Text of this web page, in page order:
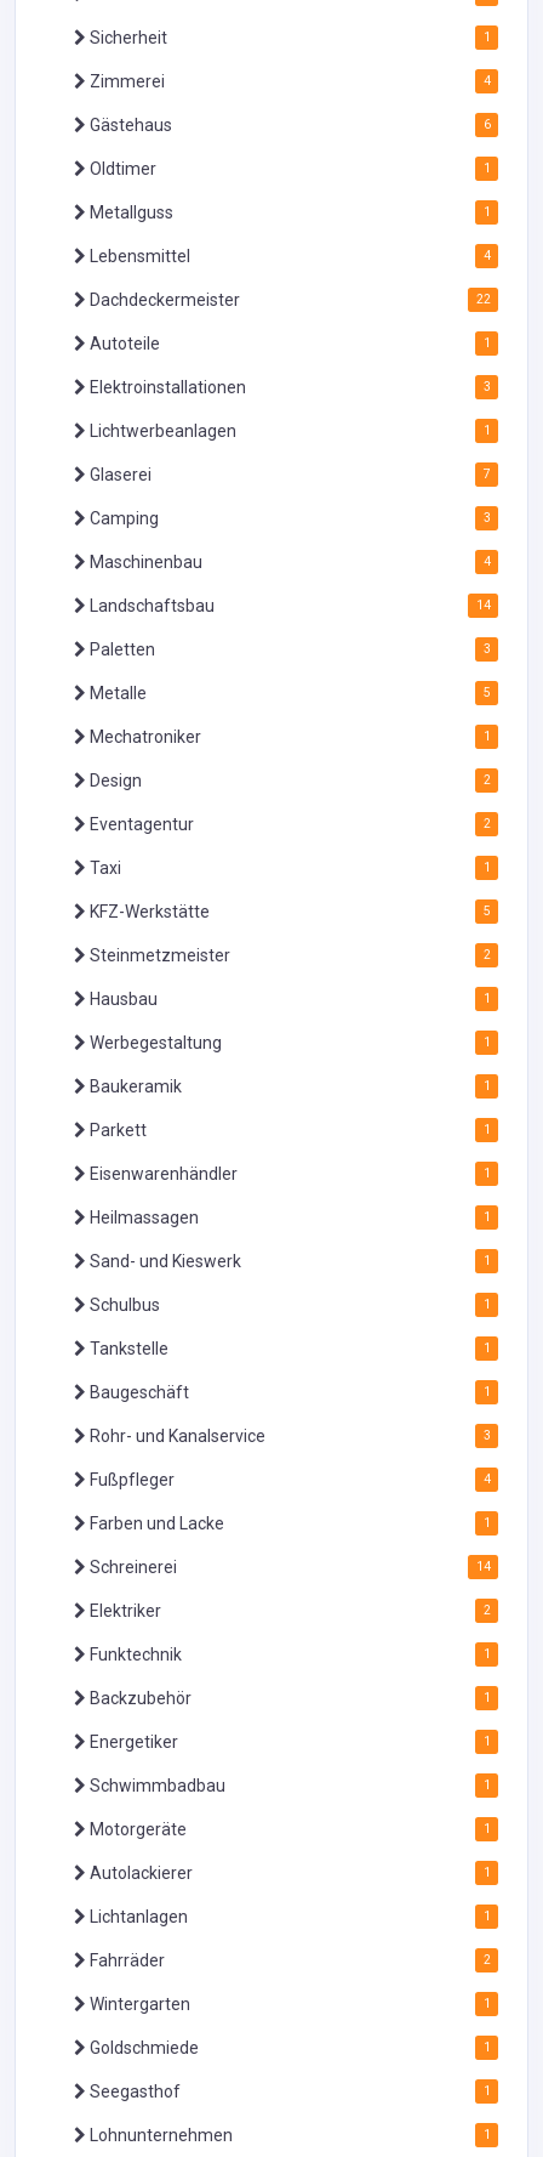
Sicherheit 1
Zimmerei 4
Gästehaus 6
Oldtimer 1
Metallguss 1
Lebensmittel 4
Dachdeckermeister 22
Autoteile 1
Elektroinstallationen 3
Lichtwerbeanlagen 1
Glaserei 7
Camping 3
Maschinenbau 4
Landschaftsbau 14
Paletten 3
Metalle 5
Mechatroniker 1
Design 2
Eventagentur 2
Taxi 1
KFZ-Werkstätte 5
Steinmetzmeister 2
Hausbau 1
Werbegestaltung 1
Baukeramik 1
Parkett 1
Eisenwarenhändler 1
Heilmassagen 1
Sand- und Kieswerk 1
Schulbus 1
Tankstelle 1
Baugeschäft 1
Rohr- und Kanalservice 3
Fußpfleger 4
Farben und Lacke 1
Schreinerei 14
Elektriker 2
Funktechnik 1
Backzubehör 1
Energetiker 1
Schwimmbadbau 1
Motorgeräte 1
Autolackierer 1
Lichtanlagen 1
Fahrräder 2
Wintergarten 1
Goldschmiede 1
Seegasthof 1
Lohnunternehmen 1